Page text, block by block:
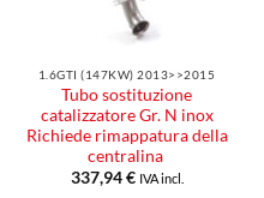
1.6GTI (147KW) 2013>>2015
Tubo sostituzione
catalizzatore Gr. N inox
Richiede rimappatura della
centralina
337,94€ IVA incl.